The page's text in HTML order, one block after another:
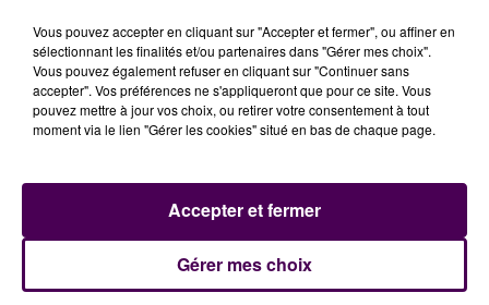
Vous pouvez accepter en cliquant sur "Accepter et fermer", ou affiner en
sélectionnant les finalités et/ou partenaires dans "Gérer mes choix".
Vous pouvez également refuser en cliquant sur "Continuer sans
accepter". Vos préférences ne s'appliqueront que pour ce site. Vous
pouvez mettre à jour vos choix, ou retirer votre consentement à tout
moment via le lien "Gérer les cookies" situé en bas de chaque page.
Gérer mes choix
Accepter et fermer